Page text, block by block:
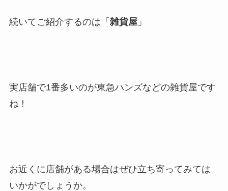
続いてご紹介するのは「 雑貨屋」
実店舗で1番多いのが東急ハンズなどの雑貨屋です
ね！
お近くに店舗がある場合はぜひ立ち寄ってみては
いかがでしょうか。